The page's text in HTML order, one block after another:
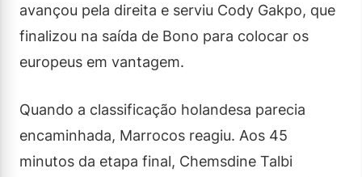
avançou pela direita e serviu Cody Gakpo, que
finalizou na saída de Bono para colocar os
europeus em vantagem.
Quando a classificação holandesa parecia
encaminhada, Marrocos reagiu. Aos 45
minutos da etapa final, Chemsdine Talbi